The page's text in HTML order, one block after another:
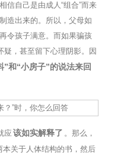
信自己是由成人“组合”而来
造出来的。所以，父母如
令孩子满意。而如果骗孩
疑，甚至留下心理阴影。因
和“小房子”的说法来回
应 该如实解释了 。那么，
本关于人体结构的书，然后